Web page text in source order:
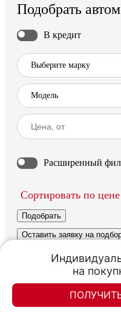
Подобрать
В кредит
Расширенный
Сортировать по цене
Подобрать
Оставить заявку на
Ничего не найдено.
на
Элан-моторс
Элан-моторс